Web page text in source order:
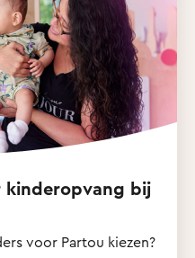
kinderopvang bij
voor Partou kiezen?